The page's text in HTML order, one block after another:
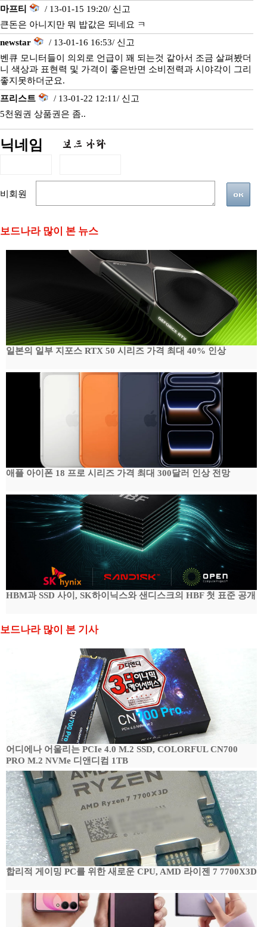
마프티 / 13-01-15 19:20/ 신고
큰돈은 아니지만 뭐 밥값은 되네요 ㅋ
newstar
/ 13-01-16 16:53/ 신고
벤큐 모니터들이 의외로 언급이 꽤 되는것 같아서 조금 살펴봤더
니 색상과 표현력 및 가격이 좋은반면 소비전력과 시야각이 그리
좋지못하더군요.
프리스트
/ 13-01-22 12:11/ 신고
5천원권 상품권은 좀..
닉네임
비회원
보드나라 많이 본 뉴스
일본의 일부 지포스 RTX 50 시리즈 가격 최대 40% 인상
애플 아이폰 18 프로 시리즈 가격 최대 300달러 인상 전망
HBM과 SSD 사이, SK하이닉스와 샌디스크의 HBF 첫 표준 공개
보드나라 많이 본 기사
어디에나 어울리는 PCIe 4.0 M.2 SSD, COLORFUL CN700
PRO M.2 NVMe 디앤디컴 1TB
합리적 게이밍 PC를 위한 새로운 CPU, AMD 라이젠 7 7700X3D